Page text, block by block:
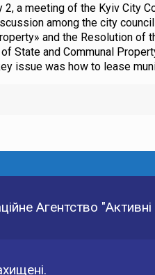
2, a meeting of the Kyiv City
among the city
and the Resolution
State and Communal
issue was how to lease
Агентство